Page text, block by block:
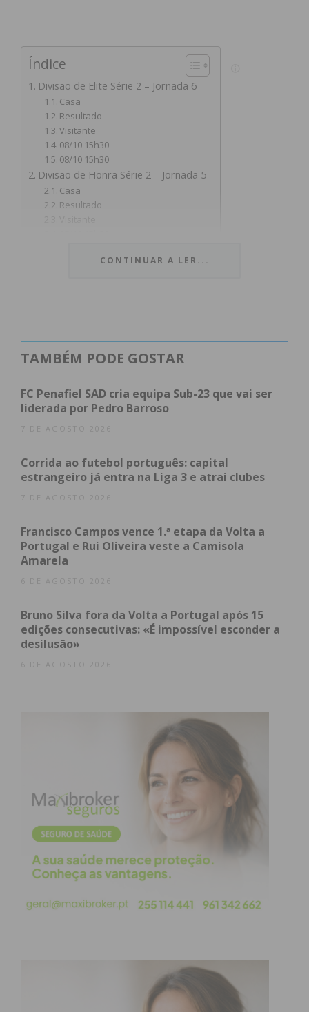
Índice
Divisão de Elite Série 2 – Jornada 6
Casa
Resultado
Visitante
08/10 15h30
08/10 15h30
Divisão de Honra Série 2 – Jornada 5
Casa
Resultado
I Divisão Série 1 – Jornada 4
I Divisão Série 3 – Jornada 3
Casa
08/10 15h30
08/10 15h30
I Divisão Série 4 – Jornada 3
Resultado
Visitante
08/10 15h30
Casa
Resultado
Visitante
Casa
Resultado
Visitante
07/10 15h30
08/10 15h30
08/10 15h30
08/10 15h30
08/10 15h30
Subscreva a newsletter do Imediato
6
Resultado Visitante
08/10 15h30 CD Sobrado
CONTINUAR A LER...
TAMBÉM PODE GOSTAR
FC Penafiel SAD cria equipa Sub-23 que vai ser
liderada por Pedro Barroso
7 DE AGOSTO 2026
Corrida ao futebol português: capital
estrangeiro já entra na Liga 3 e atrai clubes
7 DE AGOSTO 2026
Francisco Campos vence 1.ª etapa da Volta a
Portugal e Rui Oliveira veste a Camisola
Amarela
6 DE AGOSTO 2026
Bruno Silva fora da Volta a Portugal após 15
edições consecutivas: «É impossível esconder a
desilusão»
6 DE AGOSTO 2026